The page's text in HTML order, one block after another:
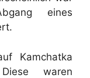
eines
Kamchatka
waren